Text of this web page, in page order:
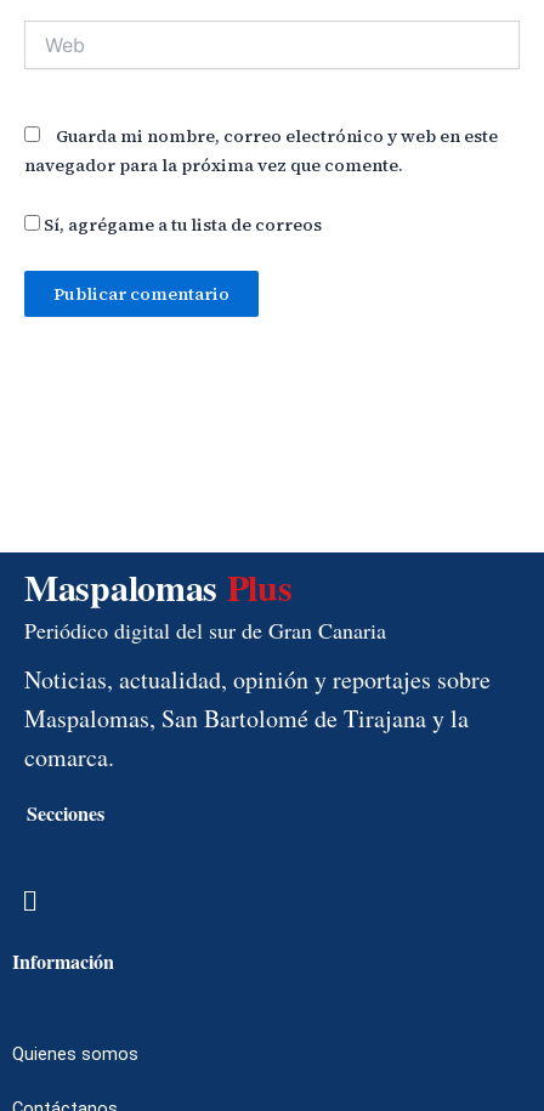
Web
Guarda mi nombre, correo electrónico y web en este
navegador para la próxima vez que comente.
Sí, agrégame a tu lista de correos
Maspalomas Plus
Periódico digital del sur de Gran Canaria
Noticias, actualidad, opinión y reportajes sobre
Maspalomas, San Bartolomé de Tirajana y la
comarca.
Secciones
Menú
Información
Quienes somos